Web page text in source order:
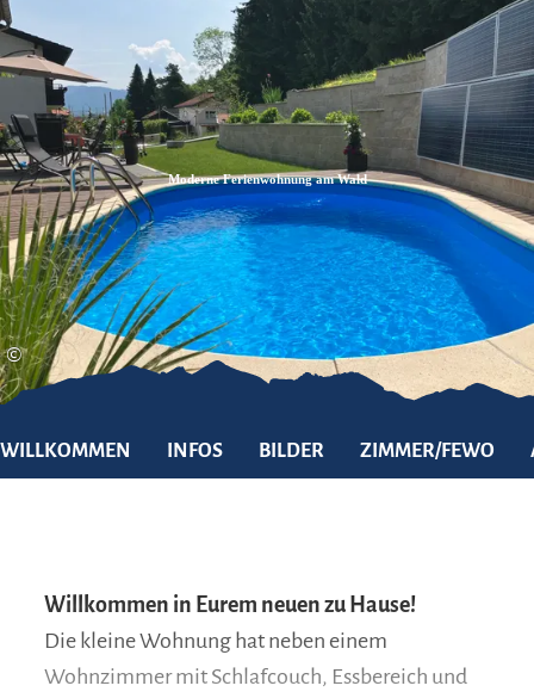
Zum
Inhalt
Zur
Suche
Zum
Footer
©
Moderne Ferienwohnung am Wald
WILLKOMMEN INFOS BILDER ZIMMER/FEWO
Willkommen in Eurem neuen zu Hause!
Die kleine Wohnung hat neben einem
Wohnzimmer mit Schlafcouch, Essbereich und